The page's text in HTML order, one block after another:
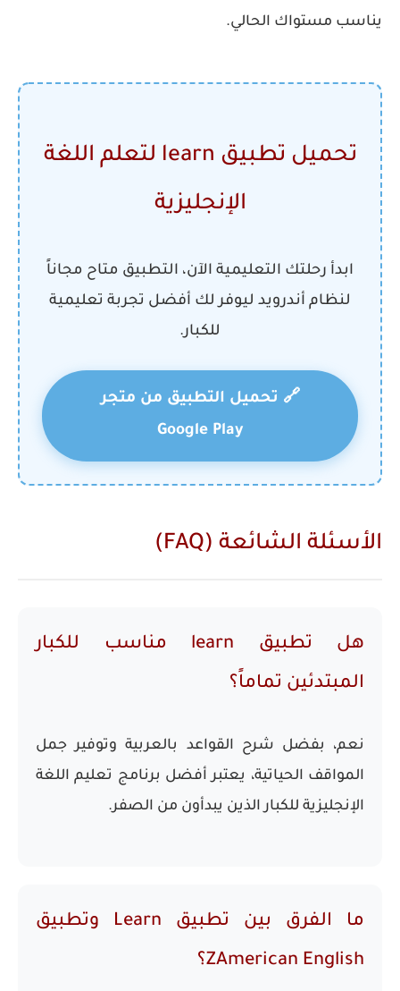
يناسب مستواك الحالي.
تحميل تطبيق learn لتعلم اللغة
الإنجليزية
ابدأ رحلتك التعليمية الآن، التطبيق متاح مجاناً
لنظام أندرويد ليوفر لك أفضل تجربة تعليمية
للكبار.
🔗 تحميل التطبيق من متجر
Google Play
الأسئلة الشائعة (FAQ)
هل تطبيق learn مناسب للكبار
المبتدئين تماماً؟
نعم، بفضل شرح القواعد بالعربية وتوفير جمل
المواقف الحياتية، يعتبر أفضل برنامج تعليم اللغة
الإنجليزية للكبارالذين يبدأون من الصفر.
ما الفرق بين تطبيق Learn وتطبيق
ZAmerican English؟